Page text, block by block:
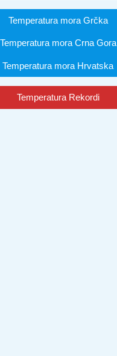
Temperatura mora Grčka
Temperatura mora Crna Gora
Temperatura mora Hrvatska
Temperatura Rekordi